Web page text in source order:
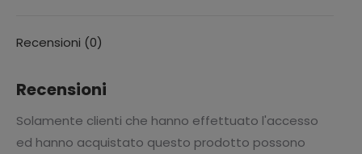
Recensioni (0)
Recensioni
Solamente clienti che hanno effettuato l'accesso
ed hanno acquistato questo prodotto possono